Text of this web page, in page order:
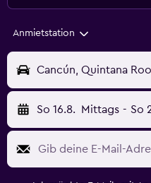
Anmietstation
Cancún, Quintana
So 16.8. Mittags - So